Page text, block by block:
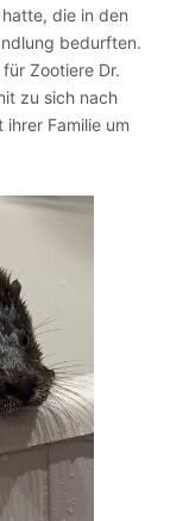
die in den
bedurften.
Zootiere Dr.
zu sich nach
Familie um